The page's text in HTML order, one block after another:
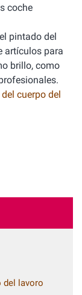
coche
pintado del
artículos para
brillo, como
cuerpo del
del lavoro